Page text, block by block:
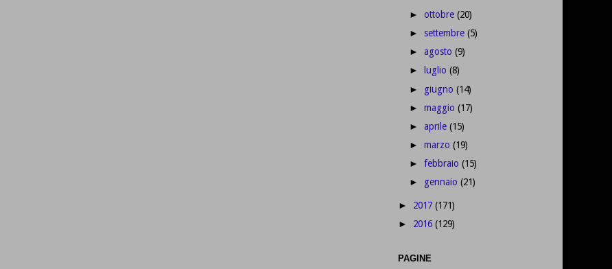
►ottobre(20)
► settembre(5)
►agosto(9)
► luglio(8)
► giugno(14)
►maggio(17)
►aprile(15)
►marzo(19)
►febbraio(15)
► gennaio(21)
► 2017 (171)
► 2016 (129)
PAGINE